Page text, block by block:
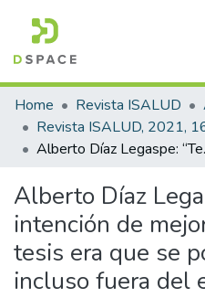
Communities & Collections
All of DSpace
Statistics
Home Revista ISALUD
Alberto Díaz
Alberto Díaz
intención de
tesis era que se
incluso fuera del